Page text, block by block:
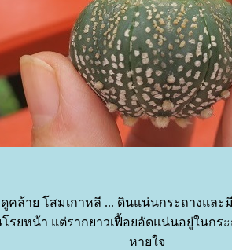
คล้าย โสมเกาหลี ... ดินแน่นกระถางและ
รยหน้า แต่รากยาวเฟื้อยอัดแน่นอยู่ในกร
หายใจ